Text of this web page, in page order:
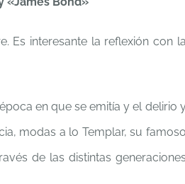
Es interesante la reflexión con la
en que se emitía y el delirio
modas a lo Templar, su famoso
de las distintas generaciones